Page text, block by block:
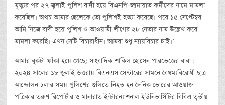
মৃত্যুর পর ২৭ জুলাই পুলিশ বাদী হয়ে বিএনপি-জামায়াত কর্মীদের নামে মামলা
করেছিল। অথচ আমার ছেলেকে তো পুলিশই হত্যা করেছে। পরে ১৫ সেপ্টেম্বর
আমি নিজে বাদী হয়ে পুলিশ ও আওয়ামী লীগের ২৮ নেতার নাম উল্লেখ করে
মামলা করেছি। এখন সেটি বিচারাধীন। আমরা শুধু ন্যায়বিচার চাই।’
আমার বুকটা ফাঁকা হয়ে গেছে: সাংবাদিক শাকিল হোসেন পারভেজের বাবা :
২০২৪ সালের ১৮ জুলাই উত্তরায় বিএনএস সেন্টারের সামনে বৈষম্যবিরোধী ছাত্র
আন্দোলন চলার সময় পুলিশের গুলিতে নিহত হন দৈনিক ভোরের আওয়াজ
পত্রিকার তরুণ রিপোর্টার ও মানারাত ইন্টারন্যাশনাল ইউনিভার্সিটির বিবিএ তৃতীয়